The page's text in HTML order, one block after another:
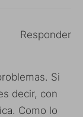
Si
decir, con
Como lo
Responder